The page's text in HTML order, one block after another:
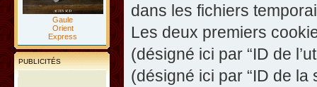
Gaule
Orient
Express
PUBLICITÉS
dans les fichiers
Les deux premiers
(désigné ici par “ID de
(désigné ici par “ID de